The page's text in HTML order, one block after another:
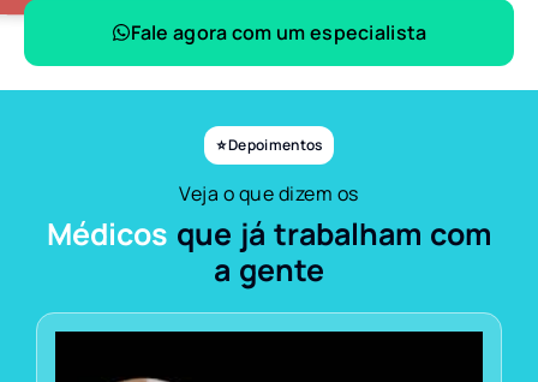
Fale agora com um especialista
⭐ Depoimentos
Veja o que dizem os
Médicos que já trabalham com
a gente